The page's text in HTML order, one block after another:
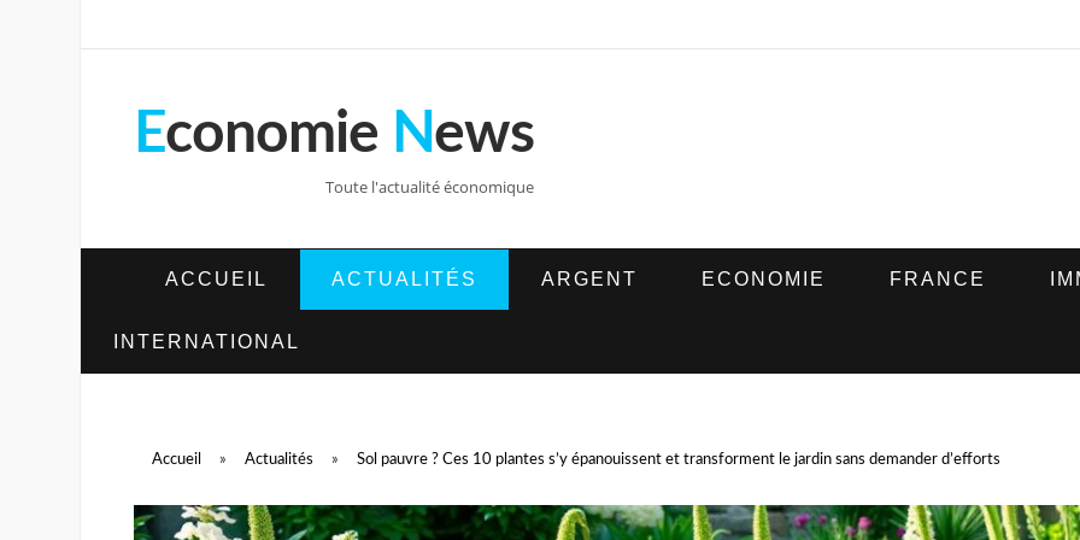
Economie News
Toute l'actualité économique
ACCUEIL ACTUALITÉS ARGENT ECONOMIE FRANCE
INTERNATIONAL
Accueil » Actualités » Sol pauvre ? Ces 10 plantes s’y épanouissent et transforment le jardin sans demander d’efforts